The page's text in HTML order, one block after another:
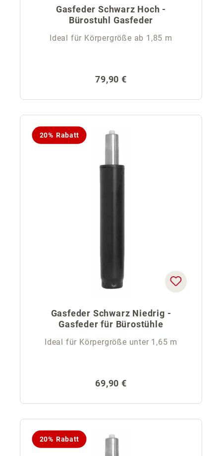
Gasfeder Schwarz Hoch -
Bürostuhl Gasfeder
Ideal für Körpergröße ab 1,85 m
Regulärer Preis:
79,90 €
20% Rabatt
Gasfeder Schwarz Niedrig -
Gasfeder für Bürostühle
Ideal für Körpergröße unter 1,65 m
Regulärer Preis:
69,90 €
20% Rabatt